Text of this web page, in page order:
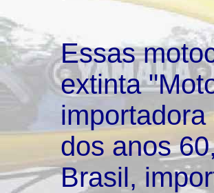
Essas
extinta
dos anos
Brasil,